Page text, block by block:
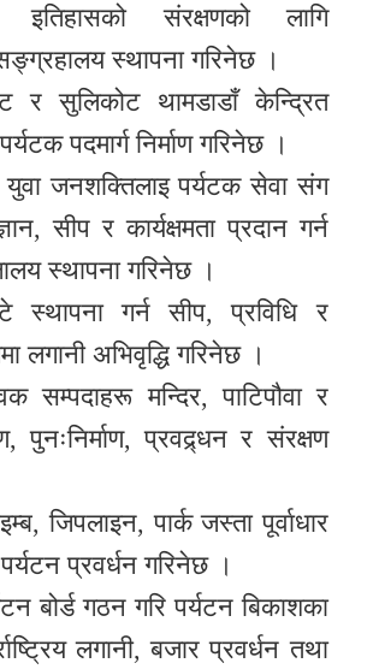
इतिहासको संरक्षणको लागि
स्थापना गरिनेछ ।
र सुलिकोट थामडाडाँ केन्द्रित
पदमार्ग निर्माण गरिनेछ ।
युवा जनशक्तिलाइ पर्यटक सेवा संग
सीप र कार्यक्षमता प्रदान गर्न
स्थापना गरिनेछ ।
स्थापना गर्न सीप, प्रविधि र
लगानी अभिवृद्धि गरिनेछ ।
सम्पदाहरू मन्दिर, पाटिपौवा र
पुनःनिर्माण, प्रवद्र्धन र संरक्षण
जिपलाइन, पार्क जस्ता पूर्वाधार
पर्यटन प्रवर्धन गरिनेछ ।
बोर्ड गठन गरि पर्यटन बिकाशका
लगानी, बजार प्रवर्धन तथा